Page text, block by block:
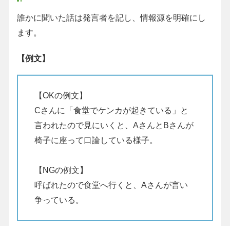
誰かに聞いた話は発言者を記し、情報源を明確にし
ます。
【例文】
【OKの例文】
Cさんに「食堂でケンカが起きている」と
言われたので見にいくと、AさんとBさんが
椅子に座って口論している様子。
【NGの例文】
呼ばれたので食堂へ行くと、Aさんが言い
争っている。